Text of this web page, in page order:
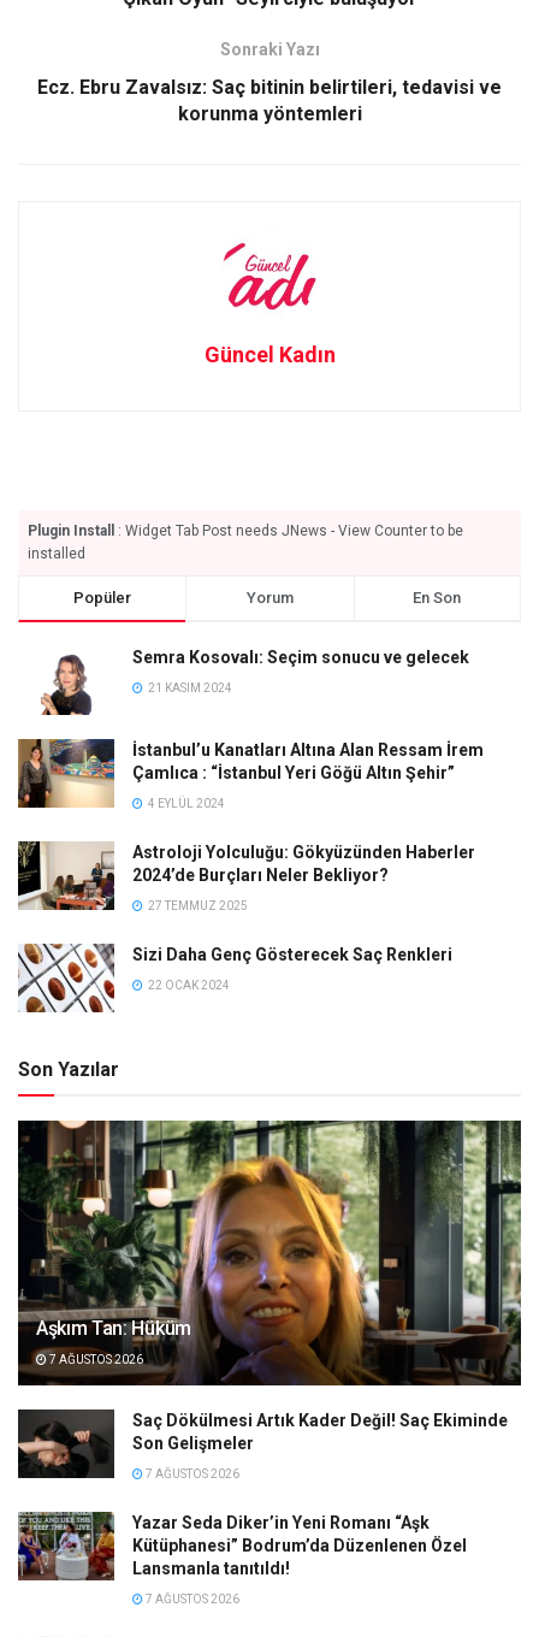
Sonraki Yazı
Ecz. Ebru Zavalsız: Saç bitinin belirtileri, tedavisi ve
korunma yöntemleri
Güncel Kadın
Plugin Install
: Widget Tab Post needs JNews - View Counter to be
installed
Popüler Yorum En Son
Semra Kosovalı: Seçim sonucu ve gelecek
21 KASIM 2024
İstanbul’u Kanatları Altına Alan Ressam İrem
Çamlıca : “İstanbul Yeri Göğü Altın Şehir”
4 EYLÜL 2024
Astroloji Yolculuğu: Gökyüzünden Haberler
2024’de Burçları Neler Bekliyor?
27 TEMMUZ 2025
Sizi Daha Genç Gösterecek Saç Renkleri
22 OCAK 2024
Son Yazılar
Aşkım Tan: Hüküm
7 AĞUSTOS 2026
Saç Dökülmesi Artık Kader Değil! Saç Ekiminde
Son Gelişmeler
7 AĞUSTOS 2026
Yazar Seda Diker’in Yeni Romanı “Aşk
Kütüphanesi” Bodrum’da Düzenlenen Özel
Lansmanla tanıtıldı!
7 AĞUSTOS 2026